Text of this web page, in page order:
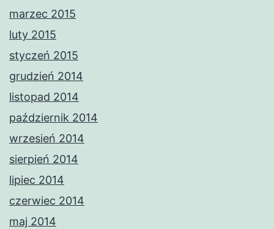
marzec 2015
luty 2015
styczeń 2015
grudzień 2014
listopad 2014
październik 2014
wrzesień 2014
sierpień 2014
lipiec 2014
czerwiec 2014
maj 2014